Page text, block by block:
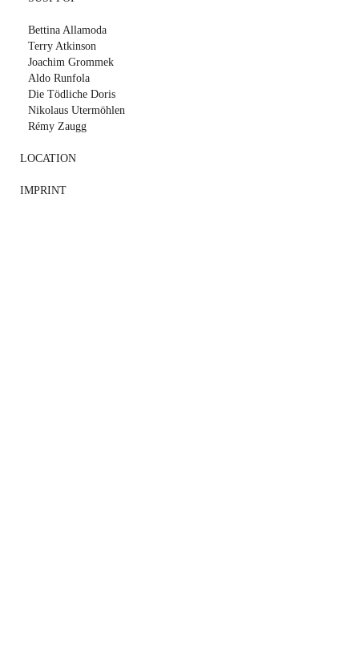
Bettina Allamoda
Terry Atkinson
Joachim Grommek
Aldo Runfola
Die Tödliche Doris
Nikolaus Utermöhlen
Rémy Zaugg
LOCATION
IMPRINT